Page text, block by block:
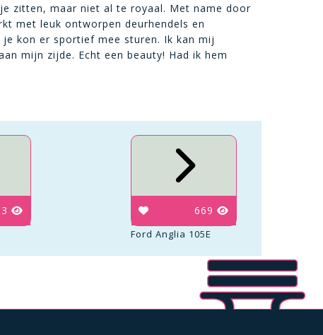
zitten, maar niet al te royaal. Met name door
met leuk ontworpen deurhendels en
kon er sportief mee sturen. Ik kan mij
mijn zijde. Echt een beauty! Had ik hem
669
Ford Anglia 105E